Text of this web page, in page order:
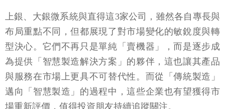
上銀、大銀微系統與直得這3家公司，雖然各自專長與
布局重點不同，但都展現了對市場變化的敏銳度與轉
型決心。它們不再只是單純「賣機器」，而是逐步成
為提供「智慧製造解決方案」的夥伴，這也讓其產品
與服務在市場上更具不可替代性。而從「傳統製造」
邁向「智慧製造」的過程中，這些企業也有望獲得市
場重新評價，值得投資朋友持續追蹤關注。